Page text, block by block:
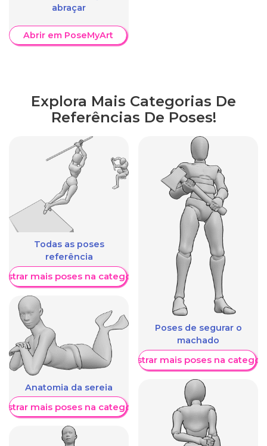
abraçar
Abrir em PoseMyArt
Explora Mais Categorias De
Referências De Poses!
Todas as poses
referência
mais poses na categoria
Anatomia da sereia
mais poses na categoria
Poses de segurar o
machado
Mostrar mais poses na